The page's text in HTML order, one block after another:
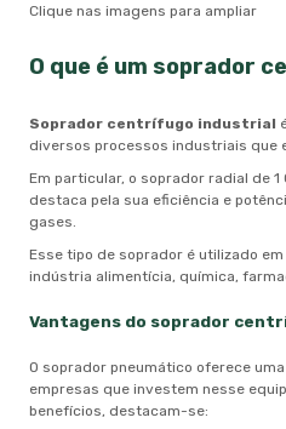
Clique nas imagens para ampliar
O que é um soprador
Soprador centrífugo industrial
diversos processos industriais que
Em particular, o soprador radial de
destaca pela sua eficiência e
gases.
Esse tipo de soprador é utilizado
indústria alimentícia, química,
Vantagens do soprador
O soprador pneumático oferece
empresas que investem nesse
benefícios, destacam-se: